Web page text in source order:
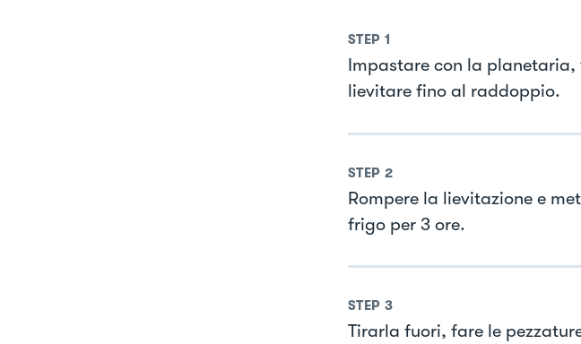
STEP 1
Impastare con la
lievitare fino al raddoppio.
STEP 2
Rompere la lievitazione e
frigo per 3 ore.
STEP 3
Tirarla fuori, fare le